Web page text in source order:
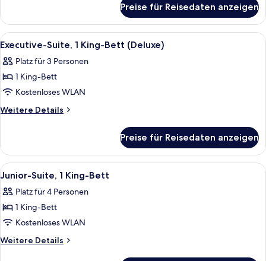
2 Queen-
Betten
(Premier
Preise für Reisedaten anzeigen
Alle
Fotos
für
Executive-
Suite,
1 King-
anzeigen
Ein Hotelzimmer mit Bett,
3
Executive-Suite, 1 King-Bett (Deluxe)
Platz für 3 Personen
1 King-Bett
Kostenloses WLAN
Weitere Details
Weitere
Suite,
1 King-
Bett
Preise für Reisedaten anzeigen
Alle
Fotos
für
Junior-
Suite,
1 King-
Ein Hotelzimmer mit einem Bett,
2
Junior-Suite, 1 King-Bett
Platz für 4 Personen
1 King-Bett
Kostenloses WLAN
Weitere Details
Weitere